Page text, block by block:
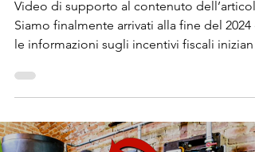
ristrutturare casa!
Video di supporto al contenuto
Siamo finalmente arrivati alla fine del 2024 e
ancora bozze di quella che poi sarà la
definitiva. Che tu stia pensando di